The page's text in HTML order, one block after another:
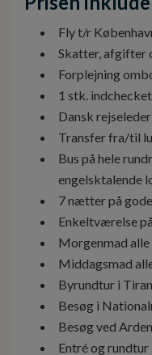
Fly t/r
Skatter,
Forplejning
1 stk.
Dansk rejseleder
Transfer fra/til
Bus på hele
engelsktalende
7 nætter på
Enkeltværelse
Morgenmad alle
Middagsmad
Byrundtur i
Besøg i
Besøg ved
Entré og